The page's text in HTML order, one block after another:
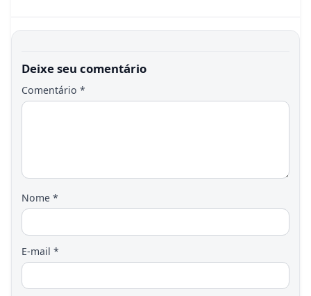
Deixe seu comentário
Comentário *
Nome *
E-mail *